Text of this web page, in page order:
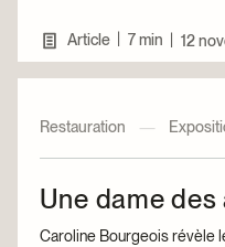
Article 7 min 12
Restauration —
Une dame des
Caroline Bourgeois révèle